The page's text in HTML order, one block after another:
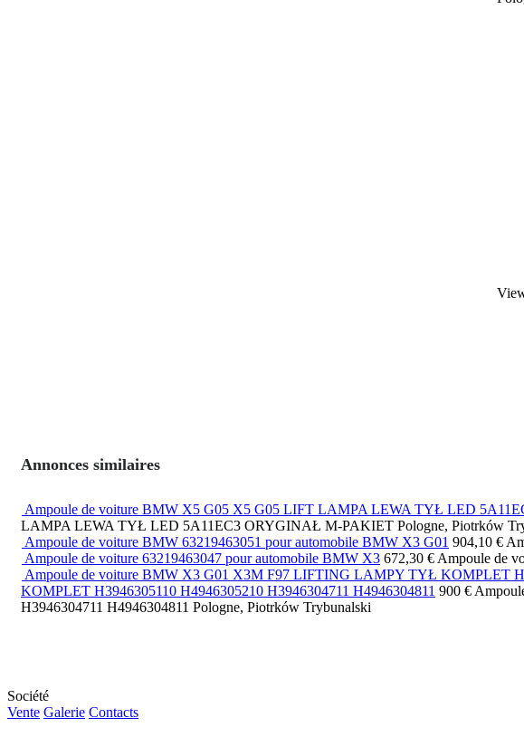
Annonces similaires
Ampoule de voiture BMW X5 G05 X5 G05 LIFT LAMPA LEWA TYŁ LED
LAMPA LEWA TYŁ LED 5A11EC3 ORYGINAŁ M-PAKIET Pologne, Piotrków
Ampoule de voiture BMW 63219463051 pour automobile BMW X3 G01 904,10 €
Ampoule de voiture 63219463047 pour automobile BMW X3 672,30 € Ampoule de
Ampoule de voiture BMW X3 G01 X3M F97 LIFTING LAMPY TYŁ KOMPLET
KOMPLET H3946305110 H4946305210 H3946304711 H4946304811 900 €
H3946304711 H4946304811 Pologne, Piotrków Trybunalski
Société
Vente Galerie Contacts